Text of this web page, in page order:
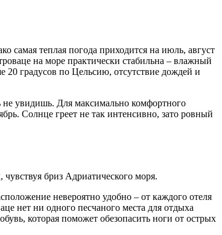
самая теплая погода приходится на июль, август
на море практически стабильна – влажный
20 градусов по Цельсию, отсутствие дождей и
не увидишь. Для максимально комфортного
Солнце греет не так интенсивно, зато ровный
бриз Адриатического моря.
невероятно удобно – от каждого отеля
нет ни одного песчаного места для отдыха
которая поможет обезопасить ноги от острых